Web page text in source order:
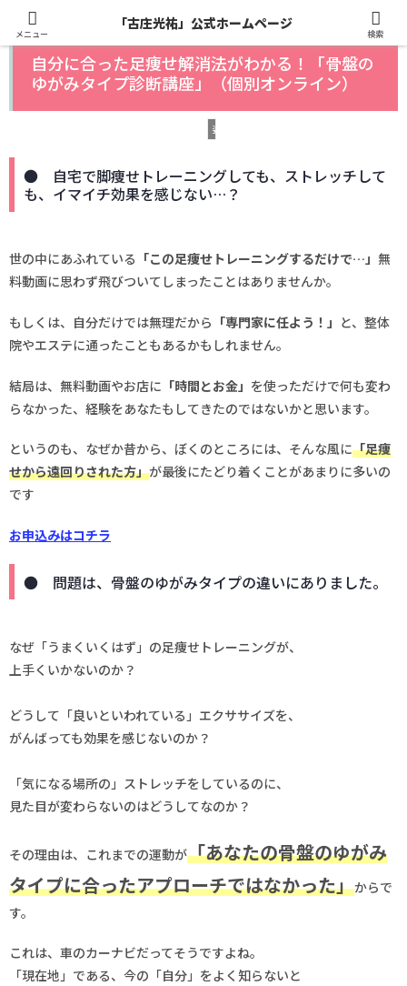
自分に合った足痩せ解消法がわかる！「骨盤の
ゆがみタイプ診断講座」（個別オンライン）
姿勢改善＆エクササイズ
● 自宅で脚痩せトレーニングしても、ストレッチして
も、イマイチ効果を感じない…？
世の中にあふれている 「この足痩せトレーニングするだけで…」 無
料動画に思わず飛びついてしまったことはありませんか。
もしくは、自分だけでは無理だから 「専門家に任よう！」 と、整体
院やエステに通ったこともあるかもしれません。
結局は、無料動画やお店に 「時間とお金」 を使っただけで何も変わ
らなかった、経験をあなたもしてきたのではないかと思います。
というのも、なぜか昔から、ぼくのところには、そんな風に「足痩
せから遠回りされた方」が最後にたどり着くことがあまりに多いの
です
お申込みはコチラ
● 問題は、骨盤のゆがみタイプの違いにありました。
なぜ「うまくいくはず」の足痩せトレーニングが、
上手くいかないのか？
どうして「良いといわれている」エクササイズを、
がんばっても効果を感じないのか？
「気になる場所の」ストレッチをしているのに、
見た目が変わらないのはどうしてなのか？
その理由は、これまでの運動が「あなたの骨盤のゆがみ
タイプに合ったアプローチではなかった」からで
す。
これは、車のカーナビだってそうですよね。
「現在地」である、今の「自分」をよく知らないと
メニュー
「古庄光祐」公式ホームページ
検索